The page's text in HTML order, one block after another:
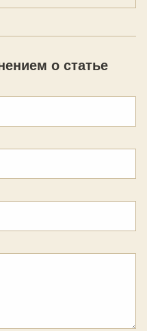
о статье